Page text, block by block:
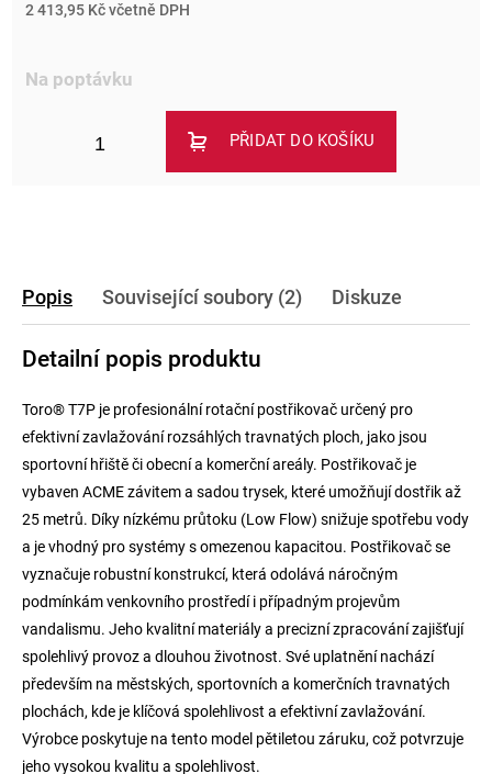
2 413,95 Kč včetně DPH
Na poptávku
PŘIDAT DO KOŠÍKU
Popis Související soubory (2) Diskuze
Detailní popis produktu
Toro® T7P je profesionální rotační postřikovač určený pro
efektivní zavlažování rozsáhlých travnatých ploch, jako jsou
sportovní hřiště či obecní a komerční areály. Postřikovač je
vybaven ACME závitem a sadou trysek, které umožňují dostřik až
25 metrů. Díky nízkému průtoku (Low Flow) snižuje spotřebu vody
a je vhodný pro systémy s omezenou kapacitou. Postřikovač se
vyznačuje robustní konstrukcí, která odolává náročným
podmínkám venkovního prostředí i případným projevům
vandalismu. Jeho kvalitní materiály a precizní zpracování zajišťují
spolehlivý provoz a dlouhou životnost. Své uplatnění nachází
především na městských, sportovních a komerčních travnatých
plochách, kde je klíčová spolehlivost a efektivní zavlažování.
Výrobce poskytuje na tento model pětiletou záruku, což potvrzuje
jeho vysokou kvalitu a spolehlivost.